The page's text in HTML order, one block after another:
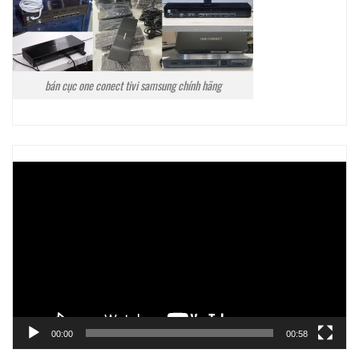
bán cục one conect tivi samsung chính hãng
00:00 00:58